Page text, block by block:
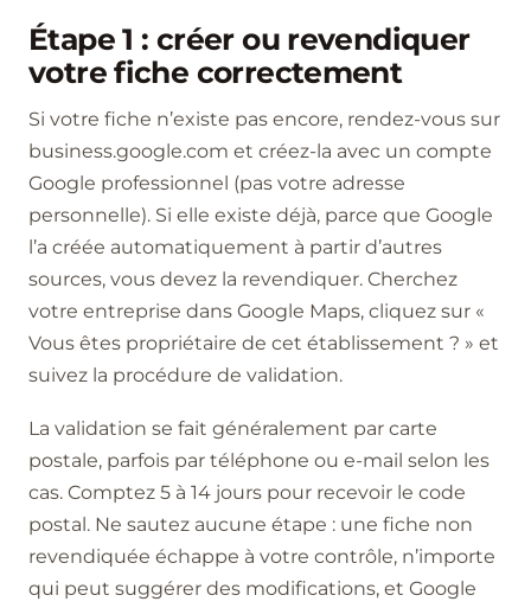
Étape 1 : créer ou revendiquer
votre fiche correctement
Si votre fiche n’existe pas encore, rendez-vous sur
business.google.com et créez-la avec un compte
Google professionnel (pas votre adresse
personnelle). Si elle existe déjà, parce que Google
l’a créée automatiquement à partir d’autres
sources, vous devez la revendiquer. Cherchez
votre entreprise dans Google Maps, cliquez sur «
Vous êtes propriétaire de cet établissement ? » et
suivez la procédure de validation.
La validation se fait généralement par carte
postale, parfois par téléphone ou e-mail selon les
cas. Comptez 5 à 14 jours pour recevoir le code
postal. Ne sautez aucune étape : une fiche non
revendiquée échappe à votre contrôle, n’importe
qui peut suggérer des modifications, et Google